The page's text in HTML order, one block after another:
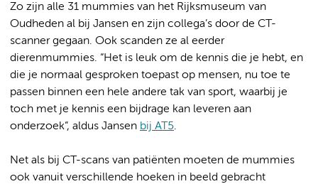
Zo zijn alle 31 mummies van het Rijksmuseum van
Oudheden al bij Jansen en zijn collega’s door de CT-
scanner gegaan. Ook scanden ze al eerder
dierenmummies. “Het is leuk om de kennis die je hebt, en
die je normaal gesproken toepast op mensen, nu toe te
passen binnen een hele andere tak van sport, waarbij je
toch met je kennis een bijdrage kan leveren aan
onderzoek”, aldus Jansen bij AT5.
Net als bij CT-scans van patiënten moeten de mummies
ook vanuit verschillende hoeken in beeld gebracht